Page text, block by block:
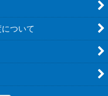
について